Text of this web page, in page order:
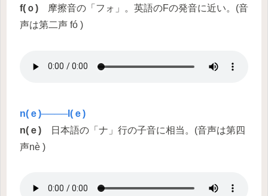
f(ｏ) 摩擦音の「フォ」。英語のFの発音に近い。(音
声は第二声 fó )
n(ｅ)────l(ｅ)
n(ｅ) 日本語の「ナ」行の子音に相当。(音声は第四
声nè )